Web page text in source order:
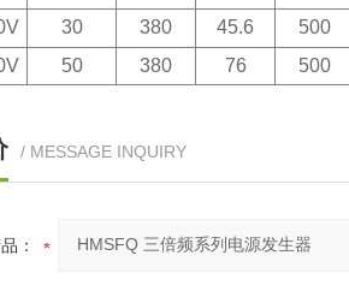
30 380 45.6 500
50 380 76 500
/ MESSAGE INQUIRY
：